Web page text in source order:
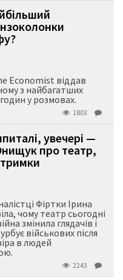
Economist віддав
з найбагатших
у розмовах.
1803
увечері —
про театр,
Фіртки Ірина
чому театр сьогодні
змінила глядачів і
військових після
в людей
2243